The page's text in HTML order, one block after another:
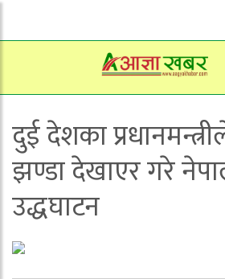
दुई देशका
झण्डा देखाएर गरे
उद्धघाटन